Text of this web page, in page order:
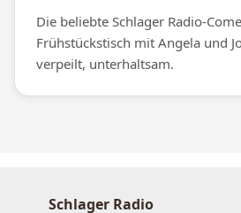
Die beliebte Schlager Radio-
Frühstückstisch mit Angela und
verpeilt, unterhaltsam.
Schlager Radio